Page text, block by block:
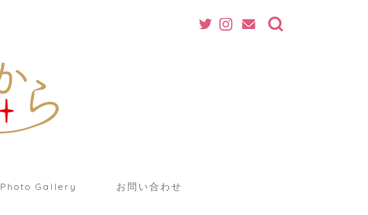
Photo Gallery お問い合わせ